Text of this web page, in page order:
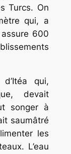
Turcs. On
qui, a
assure 600
qui,
devait
songer à
saumâtré
les
L’eau